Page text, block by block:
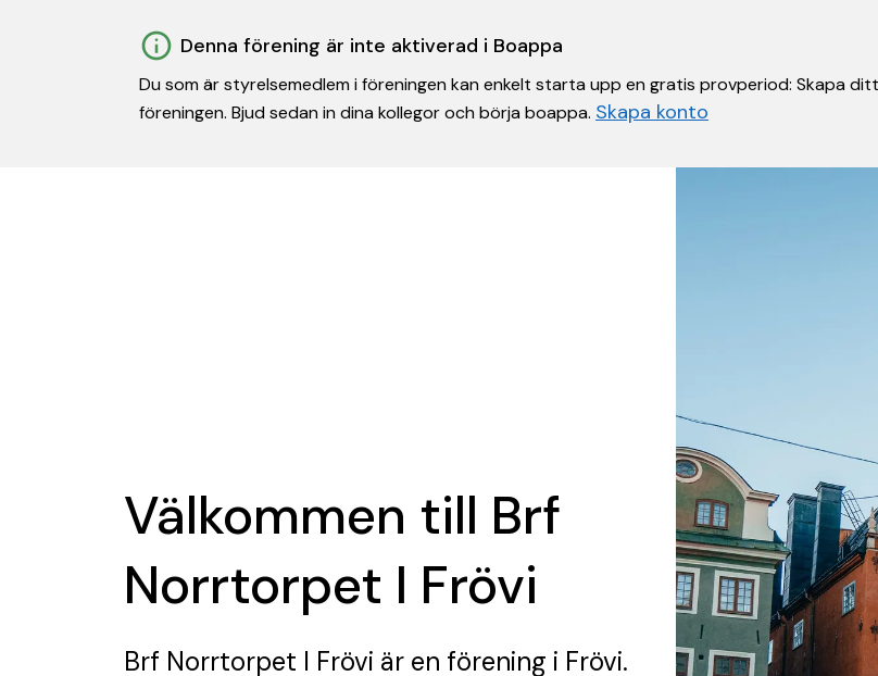
Denna förening är inte aktiverad i Boappa
Du som är styrelsemedlem i föreningen kan enkelt starta upp en gratis provperiod: Skapa
föreningen. Bjud sedan in dina kollegor och börja boappa. Skapa konto
Välkommen till Brf
Norrtorpet I Frövi
Brf Norrtorpet I Frövi är en förening i Frövi.